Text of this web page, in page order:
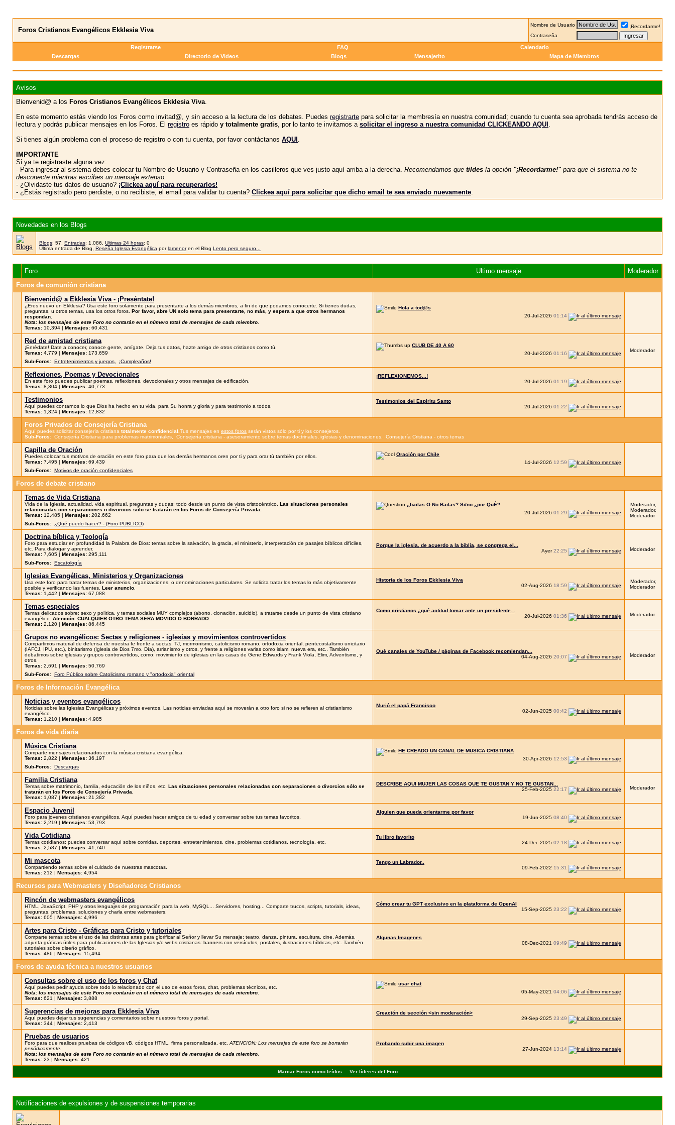
Foros Cristianos Evangélicos Ekklesia Viva
Nombre de Usuario
¡Recordarme!
Contraseña
Registrarse FAQ
Calendario
Descargas
Directorio de Videos Blogs Mensajerito Mapa de Miembros
Avisos
Bienvenid@ a los Foros Cristianos Evangélicos Ekklesia Viva.
En este momento estás viendo los Foros como invitad@, y sin acceso a la lectura de los debates. Puedes registrarte para solicitar la membresía en nuestra comunidad; cuando tu cuenta sea aprobada tendrás acceso de
lectura y podrás publicar mensajes en los Foros. El registro es rápido y totalmente gratis, por lo tanto te invitamos a solicitar el ingreso a nuestra comunidad CLICKEANDO AQUI .
Si tienes algún problema con el proceso de registro o con tu cuenta, por favor contáctanos AQUI .
IMPORTANTE
Si ya te registraste alguna vez:
- Para ingresar al sistema debes colocar tu Nombre de Usuario y Contraseña en los casilleros que ves justo aquí arriba a la derecha. Recomendamos que tildes la opción "¡Recordarme!"para que el sistema no te
desconecte mientras escribes un mensaje extenso.
- ¿Olvidaste tus datos de usuario? ¡Clickea aquí para recuperarlos!
- ¿Estás registrado pero perdiste, o no recibiste, el email para validar tu cuenta? Clickea aquí para solicitar que dicho email te sea enviado nuevamente.
Novedades en los Blogs
Blogs: 57, Entradas: 1,086, Ultimas 24 horas: 0
Ultima entrada de Blog, Reseña Iglesia Evangélica porlamenoren el Blog Lento pero seguro...
Foro Ultimo mensaje
Moderador
Foros de comunión cristiana
Bienvenid@ a Ekklesia Viva - ¡Preséntate!
¿Eres nuevo en Ekklesia? Usa este foro solamente para presentarte a los demás miembros, a fin de que podamos conocerte. Si tienes dudas,
preguntas, u otros temas, usa los otros foros. Por favor, abre UN solo tema para presentarte, no más, y espera a que otros hermanos
respondan.
Nota: los mensajes de este Foro no contarán en el número total de mensajes de cada miembro.
Temas: 10,394 | Mensajes: 60,431
Hola a tod@s
20-Jul-2026 01:14
Red de amistad cristiana
¡Enrédate! Date a conocer, conoce gente, amígate. Deja tus datos, hazte amigo de otros cristianos como tú.
Temas: 4,779 | Mensajes: 173,659
Sub-Foros: Entretenimientos y juegos ¡Cumpleaños!
CLUB DE 40 A 60
20-Jul-2026 01:16
Moderador
Reflexiones, Poemas y Devocionales
En este foro puedes publicar poemas, reflexiones, devocionales y otros mensajes de edificación.
Temas: 8,304 | Mensajes: 40,773
¡REFLEXIONEMOS...!
20-Jul-2026 01:19
Testimonios
Aquí puedes contarnos lo que Dios ha hecho en tu vida, para Su honra y gloria y para testimonio a todos.
Temas: 1,324 | Mensajes: 12,832
Testimonios del Espiritu Santo
20-Jul-2026 01:22
Foros Privados de Consejería Cristiana
Aquí puedes solicitar consejería cristiana totalmente confidencial. Tus mensajes en estos foros serán vistos sólo por ti y los consejeros.
Sub-Foros: Consejería Cristiana para problemas matrimoniales Consejería cristiana - asesoramiento sobre temas doctrinales, iglesias y denominaciones Consejería Cristiana - otros temas
Capilla de Oración
Puedes colocar tus motivos de oración en este foro para que los demás hermanos oren por ti y para orar tú también por ellos.
Temas: 7,495 | Mensajes: 69,439
Sub-Foros: Motivos de oración confidenciales
Oración por Chile
14-Jul-2026 12:59
Foros de debate cristiano
Temas de Vida Cristiana
Vida de la Iglesia, actualidad, vida espiritual, preguntas y dudas; todo desde un punto de vista cristocéntrico. Las situaciones personales
relacionadas con separaciones o divorcios sólo se tratarán en los Foros de Consejería Privada.
Temas: 12,485 | Mensajes: 202,662
Sub-Foros: ¿Qué puedo hacer? - (Foro PUBLICO)
¿bailas O No Bailas? Si/no ¿por QuÉ?
20-Jul-2026 01:29
Moderador,
Moderador,
Moderador
Doctrina bíblica y Teología
Foro para estudiar en profundidad la Palabra de Dios: temas sobre la salvación, la gracia, el ministerio, interpretación de pasajes bíblicos difíciles,
etc. Para dialogar y aprender.
Temas: 7,605 | Mensajes: 295,111
Sub-Foros: Escatología
Porque la iglesia, de acuerdo a la biblia, se congrega el...
Ayer22:25 Moderador
Iglesias Evangélicas, Ministerios y Organizaciones
Usa este foro para tratar temas de ministerios, organizaciones, o denominaciones particulares. Se solicita tratar los temas lo más objetivamente
posible y verificando las fuentes. Leer anuncio
Temas: 1,442 | Mensajes: 67,088
Historia de los Foros Ekklesia Viva
02-Aug-2026 18:59
Moderador,
Moderador
Temas especiales
Temas delicados sobre: sexo y política, y temas sociales MUY complejos (aborto, clonación, suicidio), a tratarse desde un punto de vista cristiano
evangélico. Atención: CUALQUIER OTRO TEMA SERA MOVIDO O BORRADO.
Temas: 2,120 | Mensajes: 86,445
Como cristianos ¿qué actitud tomar ante un presidente...
20-Jul-2026 01:36 Moderador
Grupos no evangélicos: Sectas y religiones - iglesias y movimientos controvertidos
Compartimos material de defensa de nuestra fe frente a sectas: TJ, mormonismo, catolicismo romano, ortodoxia oriental, pentecostalismo unicitario
(IAFCJ, IPU, etc.), binitarismo (Iglesia de Dios 7mo. Día), arrianismo y otros, y frente a religiones varias como islam, nueva era, etc.. También
debatimos sobre iglesias y grupos controvertidos, como: movimiento de iglesias en las casas de Gene Edwards y Frank Viola, Elim, Adventismo, y
otros.
Temas: 2,691 | Mensajes: 50,769
Sub-Foros: Foro Público sobre Catolicismo romano y "ortodoxia" oriental
Qué canales de YouTube / páginas de Facebook recomiendan...
04-Aug-2026 20:07 Moderador
Foros de Información Evangélica
Noticias y eventos evangélicos
Noticias sobre las Iglesias Evangélicas y próximos eventos. Las noticias enviadas aquí se moverán a otro foro si no se refieren al cristianismo
evangélico.
Temas: 1,210 | Mensajes: 4,985
Murió el papá Francisco
02-Jun-2025 00:42
Foros de vida diaria
Música Cristiana
Comparte mensajes relacionados con la música cristiana evangélica.
Temas: 2,822 | Mensajes: 36,197
Sub-Foros: Descargas
HE CREADO UN CANAL DE MUSICA CRISTIANA
30-Apr-2026 12:53
Familia Cristiana
Temas sobre matrimonio, familia, educación de los niños, etc. Las situaciones personales relacionadas con separaciones o divorcios sólo se
tratarán en los Foros de Consejería Privada.
Temas: 1,087 | Mensajes: 21,382
DESCRIBE AQUI MUJER LAS COSAS QUE TE GUSTAN Y NO TE GUSTAN...
25-Feb-2025 22:17 Moderador
Espacio Juvenil
Foro para jóvenes cristianos evangélicos. Aquí puedes hacer amigos de tu edad y conversar sobre tus temas favoritos.
Temas: 2,219 | Mensajes: 53,793
Alguien que pueda orientarme por favor
19-Jun-2025 08:40
Vida Cotidiana
Temas cotidianos: puedes conversar aquí sobre comidas, deportes, entretenimientos, cine, problemas cotidianos, tecnología, etc.
Temas: 2,587 | Mensajes: 41,740
Tu libro favorito
24-Dec-2025 02:18
Mi mascota
Compartiendo temas sobre el cuidado de nuestras mascotas.
Temas: 212 | Mensajes: 4,954
Tengo un Labrador..
09-Feb-2022 15:31
Recursos para Webmasters y Diseñadores Cristianos
Rincón de webmasters evangélicos
HTML, JavaScript, PHP y otros lenguajes de programación para la web, MySQL... Servidores, hosting... Comparte trucos, scripts, tutorials, ideas,
preguntas, problemas, soluciones y charla entre webmasters.
Temas: 605 | Mensajes: 4,996
Cómo crear tu GPT exclusivo en la plataforma de OpenAI
15-Sep-2025 23:22
Artes para Cristo - Gráficas para Cristo y tutoriales
Comparte temas sobre el uso de las distintas artes para glorificar al Señor y llevar Su mensaje: teatro, danza, pintura, escultura, cine. Además,
adjunta gráficas útiles para publicaciones de las Iglesias y/o webs cristianas: banners con versículos, postales, ilustraciones bíblicas, etc. También
tutoriales sobre diseño gráfico.
Temas: 486 | Mensajes: 15,494
Algunas Imagenes
08-Dec-2021 09:49
Foros de ayuda técnica a nuestros usuarios
Consultas sobre el uso de los foros y Chat
Aquí puedes pedir ayuda sobre todo lo relacionado con el uso de estos foros, chat, problemas técnicos, etc.
Nota: los mensajes de este Foro no contarán en el número total de mensajes de cada miembro.
Temas: 621 | Mensajes: 3,888
usar chat
05-May-2021 04:06
Sugerencias de mejoras para Ekklesia Viva
Aquí puedes dejar tus sugerencias y comentarios sobre nuestros foros y portal.
Temas: 344 | Mensajes: 2,413
Creación de sección <sin moderación>
29-Sep-2025 23:49
Pruebas de usuarios
Foro para que realices pruebas de códigos vB, códigos HTML, firma personalizada, etc. ATENCION: Los mensajes de este foro se borrarán
periódicamente.
Nota: los mensajes de este Foro no contarán en el número total de mensajes de cada miembro.
Temas: 23 | Mensajes: 421
Probando subir una imagen
27-Jun-2024 13:14
Marcar Foros como leídos Ver líderes del Foro
Notificaciones de expulsiones y de suspensiones temporarias